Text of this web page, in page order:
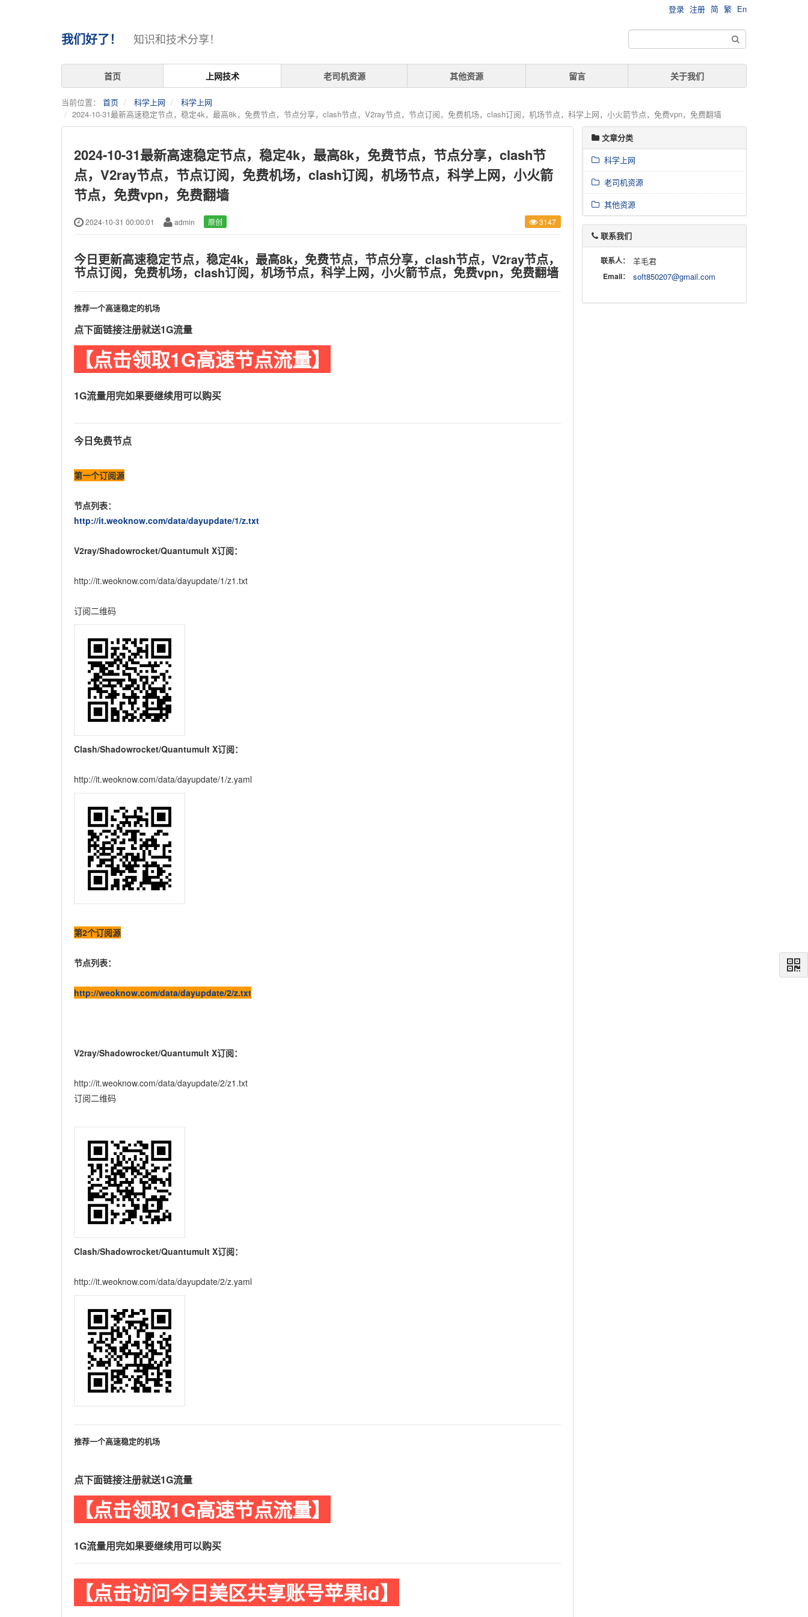
登录 注册 简 繁 En
我们好了！ 知识和技术分享！
首页 上网技术 老司机资源 其他资源 留言 关于我们
当前位置： 首页 科学上网
科学上网
2024-10-31最新高速稳定节点，稳定4k，最高8k，免费节点，节点分享，clash节点，V2ray节点，节点订阅，免费机场，clash订阅，机场节点，科学上网，小火箭节点，免费vpn，免费翻墙
2024-10-31最新高速稳定节点，稳定4k，最高8k，免费节点，节点分享，clash节
点，V2ray节点，节点订阅，免费机场，clash订阅，机场节点，科学上网，小火箭
节点，免费vpn，免费翻墙
2024-10-31 00:00:01 admin 原创 3147
今日更新高速稳定节点，稳定4k，最高8k，免费节点，节点分享，clash节点，V2ray节点，
节点订阅，免费机场，clash订阅，机场节点，科学上网，小火箭节点，免费vpn，免费翻墙
推荐一个高速稳定的机场
点下面链接注册就送1G流量
【点击领取1G高速节点流量】
1G流量用完如果要继续用可以购买
今日免费节点
第一个订阅源
节点列表：
http://it.weoknow.com/data/dayupdate/1/z.txt
V2ray/Shadowrocket/Quantumult X订阅：
http://it.weoknow.com/data/dayupdate/1/z1.txt
订阅二维码
Clash/Shadowrocket/Quantumult X订阅：
http://it.weoknow.com/data/dayupdate/1/z.yaml
第2个订阅源
节点列表：
http://weoknow.com/data/dayupdate/2/z.txt
V2ray/Shadowrocket/Quantumult X订阅：
http://it.weoknow.com/data/dayupdate/2/z1.txt
订阅二维码
Clash/Shadowrocket/Quantumult X订阅：
http://it.weoknow.com/data/dayupdate/2/z.yaml
推荐一个高速稳定的机场
点下面链接注册就送1G流量
【点击领取1G高速节点流量】
1G流量用完如果要继续用可以购买
【点击访问今日美区共享账号苹果id】
文章分类
科学上网
老司机资源
其他资源
联系我们
联系人： 羊毛君
Email： soft850207@gmail.com